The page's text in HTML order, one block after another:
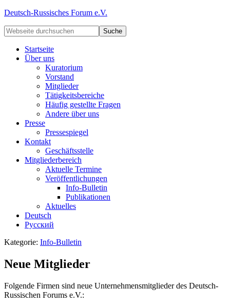
Deutsch-Russisches Forum e.V.
Startseite
Über uns
Kuratorium
Vorstand
Mitglieder
Tätigkeitsbereiche
Häufig gestellte Fragen
Andere über uns
Presse
Pressespiegel
Kontakt
Geschäftsstelle
Mitgliederbereich
Aktuelle Termine
Veröffentlichungen
Info-Bulletin
Publikationen
Aktuelles
Deutsch
Русский
Kategorie: Info-Bulletin
Neue Mitglieder
Folgende Firmen sind neue Unternehmensmitglieder des Deutsch-
Russischen Forums e.V.: